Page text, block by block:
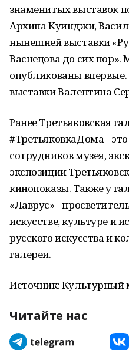
знаменитых выставок
Архипа Куинджи,
нынешней выставки
Васнецова до сих
опубликованы
выставки Валентина
Ранее Третьяковская
#ТретьяковкаДома -
сотрудников музея,
экспозиции
кинопоказы. Также у
«Лаврус» -
искусстве, культуре и
русского искусства и
галереи.
Источник: Культурный
Читайте нас